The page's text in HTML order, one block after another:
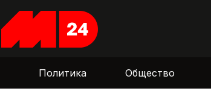
Политика Общество